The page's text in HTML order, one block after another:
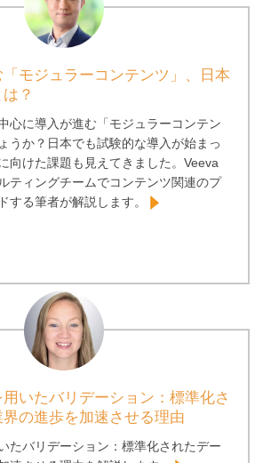
モジュラーコンテンツ」、日本
？
心に導入が進む「モジュラーコンテン
うか？日本でも試験的な導入が始まっ
向けた課題も見えてきました。Veeva
ティングチームでコンテンツ関連のプ
する筆者が解説します。
いたバリデーション：標準化さ
の進歩を加速させる理由
たバリデーション：標準化されたデー